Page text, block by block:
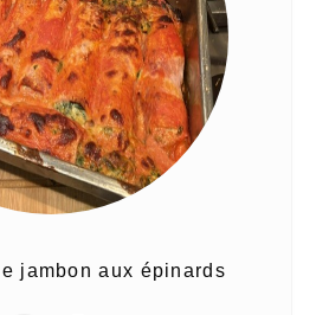
jambon aux épinards